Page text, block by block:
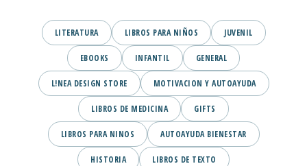
LITERATURA LIBROS PARA NIÑOS JUVENIL
EBOOKS INFANTIL GENERAL
L!NEA DESIGN STORE MOTIVACION Y AUTOAYUDA
LIBROS DE MEDICINA GIFTS
LIBROS PARA NINOS AUTOAYUDA BIENESTAR
HISTORIA LIBROS DE TEXTO